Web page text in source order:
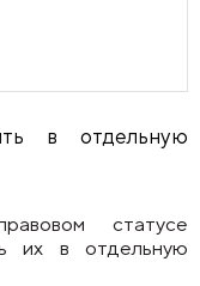
статусе
их в отдельную